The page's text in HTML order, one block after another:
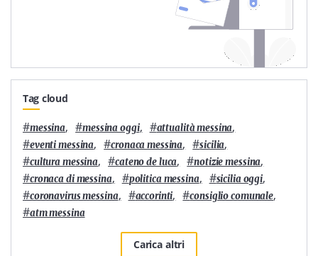
Tag cloud
#messina, #messina oggi, #attualità messina,
#eventi messina, #cronaca messina, #sicilia,
#cultura messina, #cateno de luca, #notizie messina,
#cronaca di messina, #politica messina, #sicilia oggi,
#coronavirus messina, #accorinti, #consiglio comunale,
#atm messina
Carica altri